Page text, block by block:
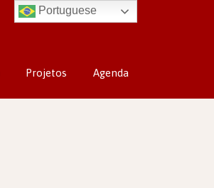
Projetos Agenda
Portuguese